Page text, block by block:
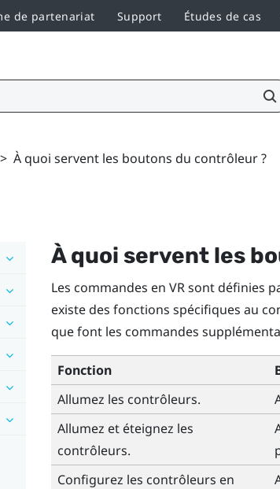
de partenariat Support Études de cas
> À quoi servent les boutons du contrôleur ?
À quoi servent les
Les commandes en VR sont définies
existe des fonctions spécifiques au
que font les commandes
Fonction
Allumez les contrôleurs.
Allumez et éteignez les
contrôleurs.
Configurez les contrôleurs en